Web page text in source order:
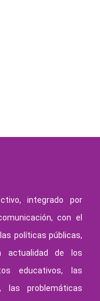
integrado por
con el
políticas públicas,
actualidad de los
educativos, las
las problemáticas